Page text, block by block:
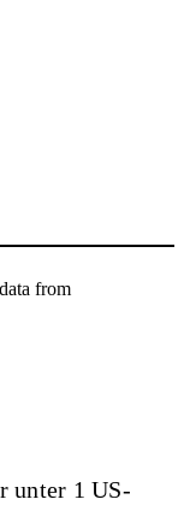
from
unter 1 US-